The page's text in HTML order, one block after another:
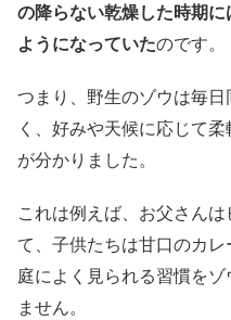
の降らない乾燥した時期
ようになっていたのです。
つまり、野生のゾウは毎
く、好みや天候に応じて
が分かりました。
これは例えば、お父さん
て、子供たちは甘口のカ
庭によく見られる習慣を
ません。